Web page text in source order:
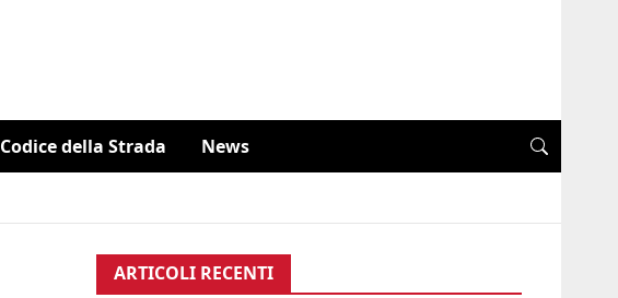
Codice della Strada News
ARTICOLI RECENTI